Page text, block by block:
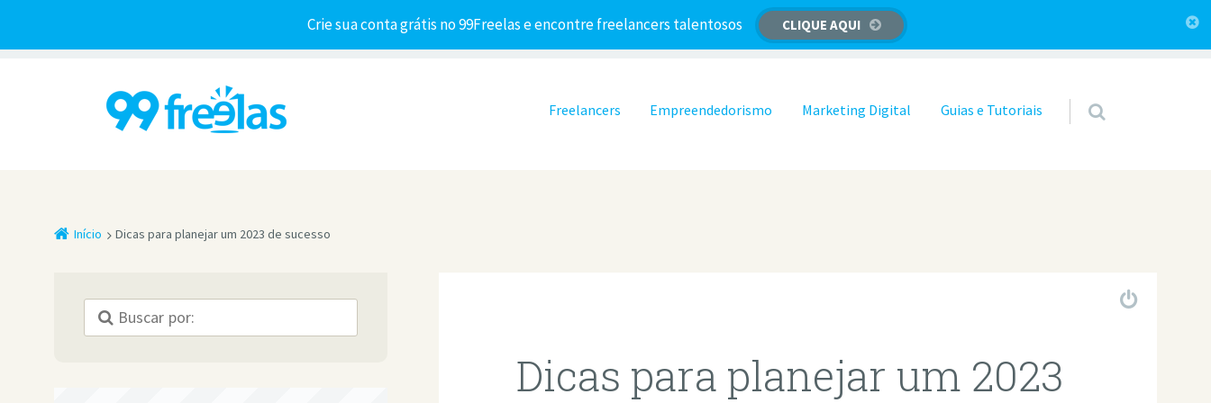
Crie sua conta grátis no 99Freelas e encontre freelancers talentosos CLIQUE AQUI
Pular para o conteúdo
Freelancers Empreendedorismo Marketing Digital Guias e Tutoriais
Início Dicas para planejar um 2023 de sucesso
Dicas para planejar um 2023